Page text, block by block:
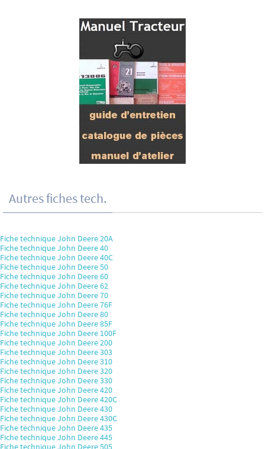
Autres fiches tech.
Fiche technique John Deere 20A
Fiche technique John Deere 40
Fiche technique John Deere 40C
Fiche technique John Deere 50
Fiche technique John Deere 60
Fiche technique John Deere 62
Fiche technique John Deere 70
Fiche technique John Deere 76F
Fiche technique John Deere 80
Fiche technique John Deere 85F
Fiche technique John Deere 100F
Fiche technique John Deere 200
Fiche technique John Deere 303
Fiche technique John Deere 310
Fiche technique John Deere 320
Fiche technique John Deere 330
Fiche technique John Deere 420
Fiche technique John Deere 420C
Fiche technique John Deere 430
Fiche technique John Deere 430C
Fiche technique John Deere 435
Fiche technique John Deere 445
Fiche technique John Deere 505